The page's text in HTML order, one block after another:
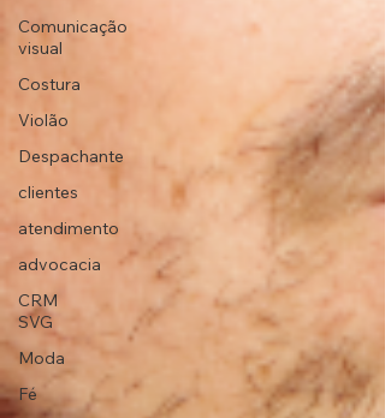
Comunicação
visual
Costura
Violão
Despachante
clientes
atendimento
advocacia
CRM
SVG
Moda
Fé